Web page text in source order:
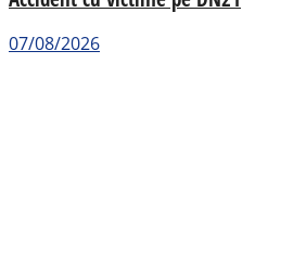
07/08/2026